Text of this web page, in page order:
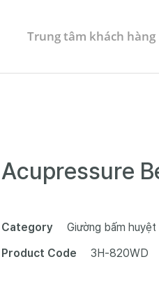
Trung tâm khách hàng
Acupressure
Category
Giường bấm huyệt
Product Code
3H-820WD